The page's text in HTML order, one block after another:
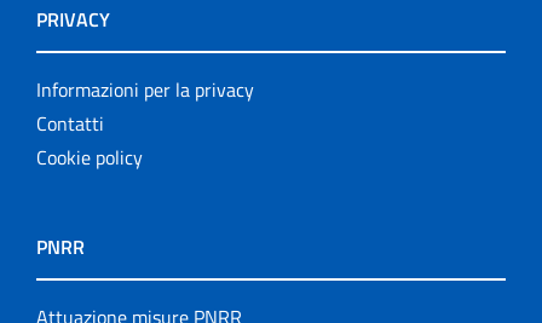
PRIVACY
Informazioni per la privacy
Contatti
Cookie policy
PNRR